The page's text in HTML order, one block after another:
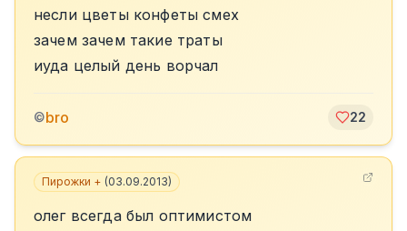
несли цветы конфеты смех
зачем зачем такие траты
иуда целый день ворчал
©bro 22
Пирожки + (03.09.2013)
олег всегда был оптимистом